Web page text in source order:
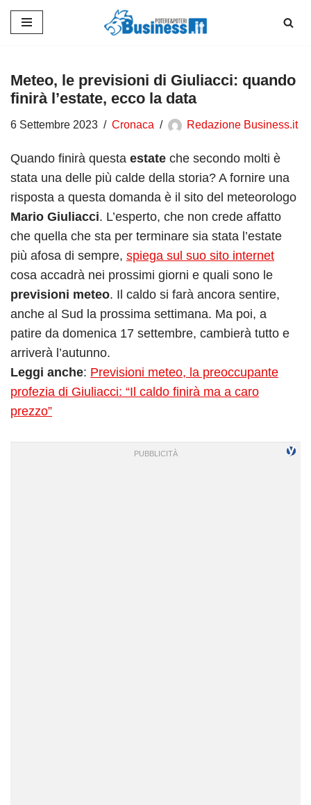
contenuto
Meteo, le previsioni di Giuliacci: quando
finirà l’estate, ecco la data
6 Settembre 2023 Cronaca Redazione Business.it
Quando finirà questa estate che secondo molti è
stata una delle più calde della storia? A fornire una
risposta a questa domanda è il sito del meteorologo
Mario Giuliacci. L’esperto, che non crede affatto
che quella che sta per terminare sia stata l’estate
più afosa di sempre, spiega sul suo sito internet
cosa accadrà nei prossimi giorni e quali sono le
previsioni meteo. Il caldo si farà ancora sentire,
anche al Sud la prossima settimana. Ma poi, a
patire da domenica 17 settembre, cambierà tutto e
arriverà l’autunno.
Leggi anche: Previsioni meteo, la preoccupante
profezia di Giuliacci: “Il caldo finirà ma a caro
prezzo”